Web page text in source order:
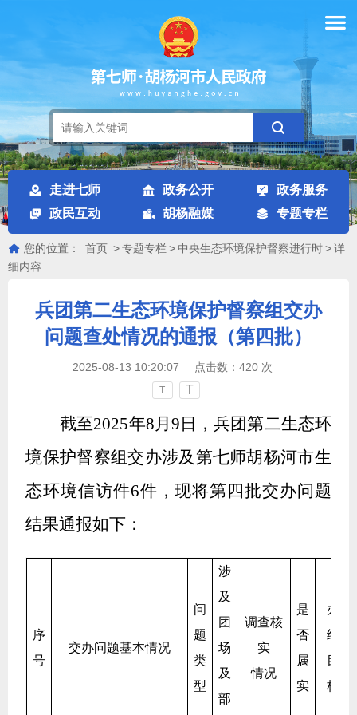
走进七师 政务公开
政务服务
政民互动
胡杨融媒 专题专栏
您的位置： 首页 >专题专栏 >中央生态环境保护督察进行时>详
细内容
兵团第二生态环境保护督察组交办
问题查处情况的通报（第四批）
2025-08-13 10:20:07 点击数： 420 次
T T
截至2025年8月 9 日，兵团第二生态环
境保护督察组交办涉及 第七师胡杨河市生
态环境信访件6件，现将第四批交办问题
结果通报如下：
序
号
交办问题基本情况
问
题
类
型
涉
及
团
场
及
部
调查核
实
情况
是
否
属
实
办
结
目
标